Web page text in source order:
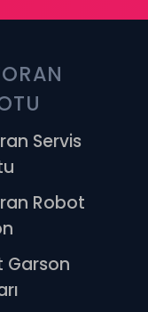
Servis
Robot
Garson